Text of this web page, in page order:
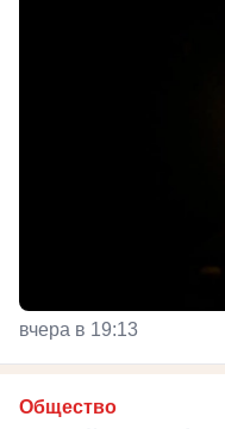
вчера в 19:13
Общество